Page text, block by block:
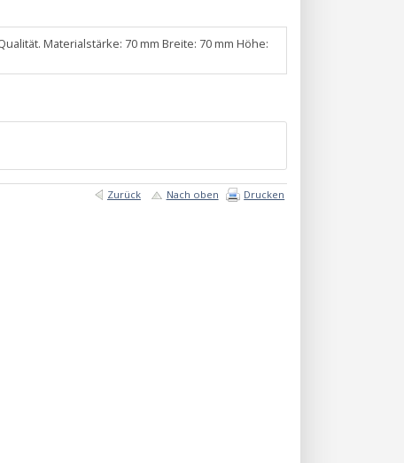
Materialstärke: 70 mm Breite: 70 mm Höhe:
Zurück Nach oben Drucken